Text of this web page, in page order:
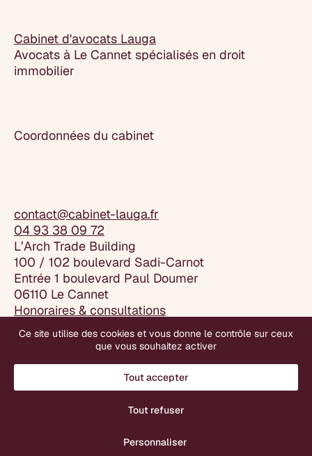
Cabinet d'avocats Lauga
Avocats à Le Cannet spécialisés en droit
immobilier
Coordonnées du cabinet
contact@cabinet-lauga.fr
04 93 38 09 72
L’Arch Trade Building
100 / 102 boulevard Sadi-Carnot
Entrée 1 boulevard Paul Doumer
06110 Le Cannet
Honoraires & consultations
Articles de presse
Mentions légales
Gestion des cookies
Gazelle
Ce site utilise des cookies et vous donne le contrôle sur ceux
que vous souhaitez activer
Tout accepter
Tout refuser
Personnaliser